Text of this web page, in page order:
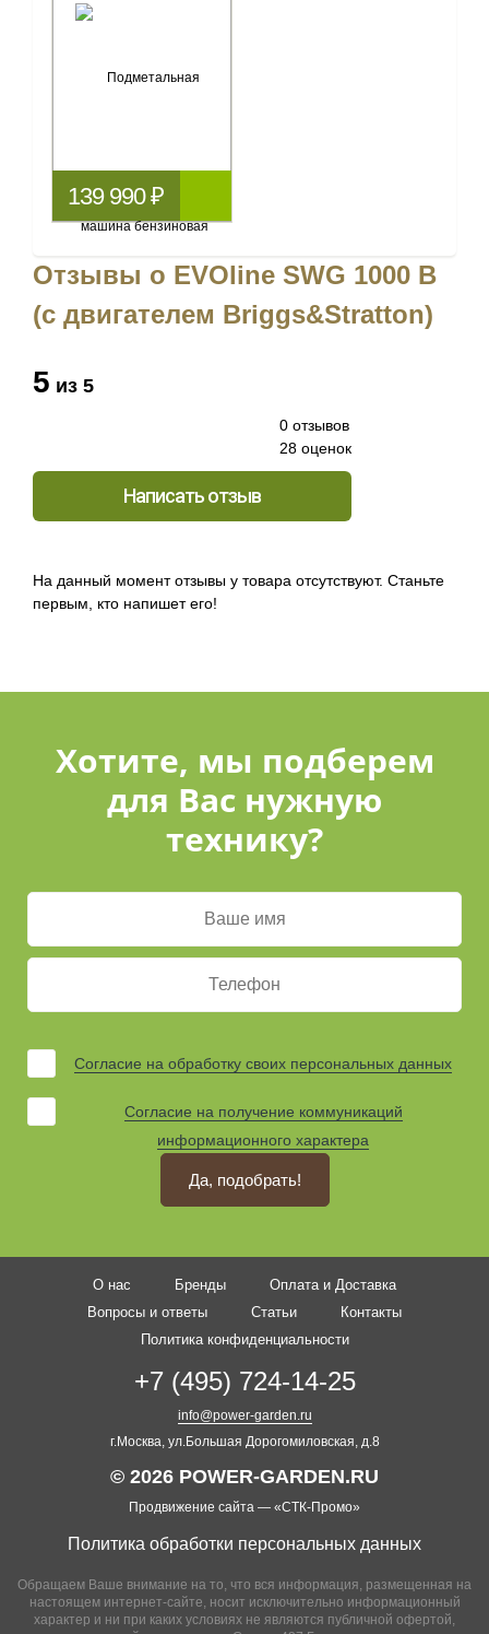
139 990 ₽
Отзывы о EVOline SWG 1000 B
(с двигателем Briggs&Stratton)
5 из 5
0 отзывов
28 оценок
Написать отзыв
На данный момент отзывы у товара отсутствуют. Станьте
первым, кто напишет его!
Хотите, мы подберем
для Вас нужную
технику?
Согласие на обработку своих персональных данных
Согласие на получение коммуникаций
информационного характера
Да, подобрать!
О нас Бренды
Оплата и Доставка
Вопросы и ответы
Статьи
Контакты
Политика конфиденциальности
+7 (495) 724-14-25
info@power-garden.ru
г.Москва, ул.Большая Дорогомиловская, д.8
Обращаем Ваше внимание на то, что вся информация, размещенная на
настоящем интернет-сайте, носит исключительно информационный
характер и ни при каких условиях не являются публичной офертой,
© 2026 POWER-GARDEN.RU
Продвижение сайта — «СТК-Промо»
Политика обработки персональных данных